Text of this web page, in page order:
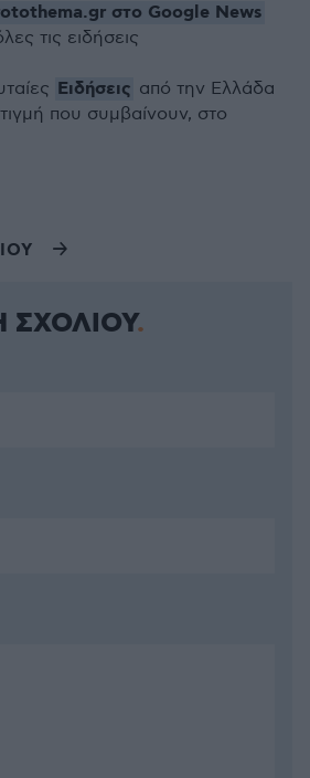
στο Google News
τις ειδήσεις
Ειδήσεις από την Ελλάδα
που συμβαίνουν, στο